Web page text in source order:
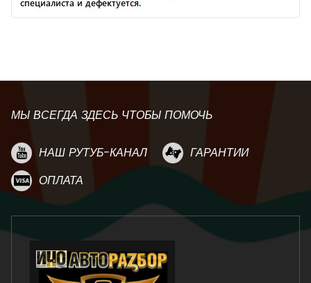
МЫ ВСЕГДА ЗДЕСЬ ЧТОБЫ ПОМОЧЬ
НАШ РУТУБ-КАНАЛ
ГАРАНТИИ
ОПЛАТА